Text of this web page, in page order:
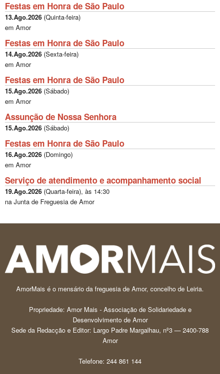
Festas em Honra de São Paulo
13.Ago.2026 (Quinta-feira)
em Amor
Festas em Honra de São Paulo
14.Ago.2026 (Sexta-feira)
em Amor
Festas em Honra de São Paulo
15.Ago.2026 (Sábado)
em Amor
Assunção de Nossa Senhora
15.Ago.2026 (Sábado)
Festas em Honra de São Paulo
16.Ago.2026 (Domingo)
em Amor
Serviço de atendimento e acompanhamento social
19.Ago.2026 (Quarta-feira), às 14:30
na Junta de Freguesia de Amor
AmorMais é o mensário da freguesia de Amor, concelho de Leiria.
Propriedade: Amor Mais - Associação de Solidariedade e
Desenvolvimento de Amor
Sede da Redacção e Editor: Largo Padre Margalhau, nº3 — 2400-788
Amor
Telefone: 244 861 144